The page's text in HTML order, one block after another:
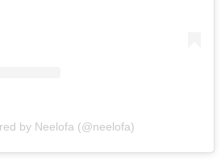
by Neelofa (@neelofa)